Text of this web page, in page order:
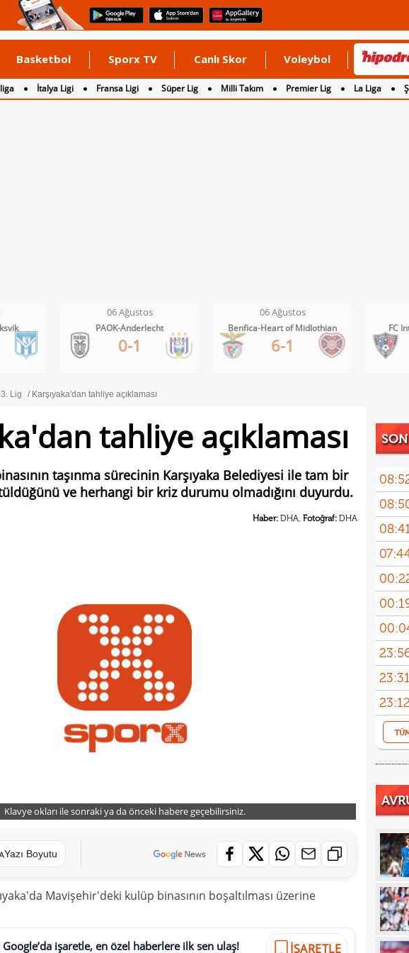
Basketbol Sporx TV Canlı Skor Voleybol
İtalya Ligi Fransa Ligi Süper Lig Milli Takım Premier Lig La Liga
06 Ağustos
PAOK-Anderlecht
0-1
06 Ağustos
Benfica-Heart of Midlothian
6-1
FC
Lig Karşıyaka'dan tahliye açıklaması
tahliye açıklaması
taşınma sürecinin Karşıyaka Belediyesi ile tam bir
ve herhangi bir kriz durumu olmadığını duyurdu.
Haber: DHA, Fotoğraf: DHA
Klavye okları ile sonraki ya da önceki habere geçebilirsiniz.
Yazı Boyutu
Mavişehir'deki kulüp binasının boşaltılması üzerine
işaretle, en özel haberlere ilk sen ulaş! İŞARETLE
ret!
yağdı!
23:31
23:11
kazandı
22:11
Nübel